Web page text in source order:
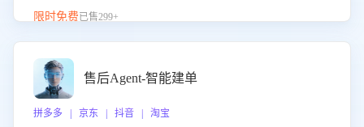
的应对要点，轻松提升服务能力。
限时免费已售299+
售后Agent-智能建单
拼多多 | 京东 | 抖音 | 淘宝